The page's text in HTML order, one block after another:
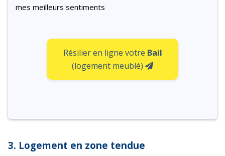
mes meilleurs sentiments
Résilier en ligne votre Bail
(logement meublé)
3. Logement en zone tendue